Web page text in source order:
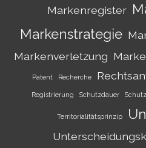
Markenregister
Markenstrategie
Markenverletzung
Patent Recherche
Registrierung Schutzdauer
Territorialitätsprinzip